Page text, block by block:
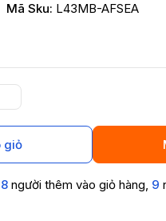
Mã Sku: L43MB-AFSEA
giỏ
người thêm vào giỏ hàng, 9